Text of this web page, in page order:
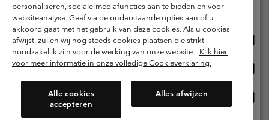
Privacybeleid
Gebruiksvoorwaarden voor lidmaatschap
Voorwaarden voor door gebruikers gegenereerde inhoud
Impressum
Cookies
Public CBCR
personaliseren, sociale-mediafuncties aan te bieden en voor
websiteanalyse. Geef via de onderstaande opties aan of u
akkoord gaat met het gebruik van deze cookies. Als u cookies
afwijst, zullen wij nog steeds cookies plaatsen die strikt
noodzakelijk zijn voor de werking van onze website. Klik hier
voor meer informatie in onze volledige Cookieverklaring.
Alle cookies
accepteren
Alles afwijzen
Online shoppen beschikbaar
United States
Netherlands-English
Netherlands-Dutch